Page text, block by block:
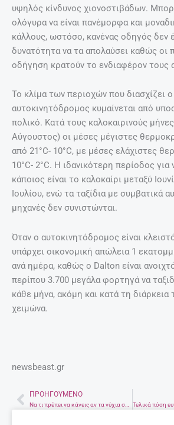
υψηλός κίνδυνος χιονοστιβάδων.
ολόγυρα να είναι πανέμορφα και
κάλλους, ωστόσο, κανένας οδηγός δεν
δυνατότητα να τα απολαύσει καθώς οι
οδήγηση κρατούν το ενδιαφέρον τους
Το κλίμα των περιοχών που διασχίζει ο
αυτοκινητόδρομος κυμαίνεται από
πολικό. Κατά τους καλοκαιρινούς μήνες
Αύγουστος) οι μέσες μέγιστες
από 21°C- 10°C, με μέσες ελάχιστες
10°C- 2°C. Η ιδανικότερη περίοδος για
κάποιος είναι το καλοκαίρι μεταξύ
Ιουλίου, ενώ τα ταξίδια με συμβατικά
μηχανές δεν συνιστώνται.
Όταν ο αυτοκινητόδρομος είναι
υπάρχει οικονομική απώλεια 1
ανά ημέρα, καθώς ο Dalton είναι
περίπου 3.700 μεγάλα φορτηγά να
κάθε μήνα, ακόμη και κατά τη διάρκεια
χειμώνα.
newsbeast.gr
PrevΠΡΟΗΓΟΎΜΕΝΟ
Να τι πρέπει να κάνεις αν τα νύχια σου σπάνε διαρκώς